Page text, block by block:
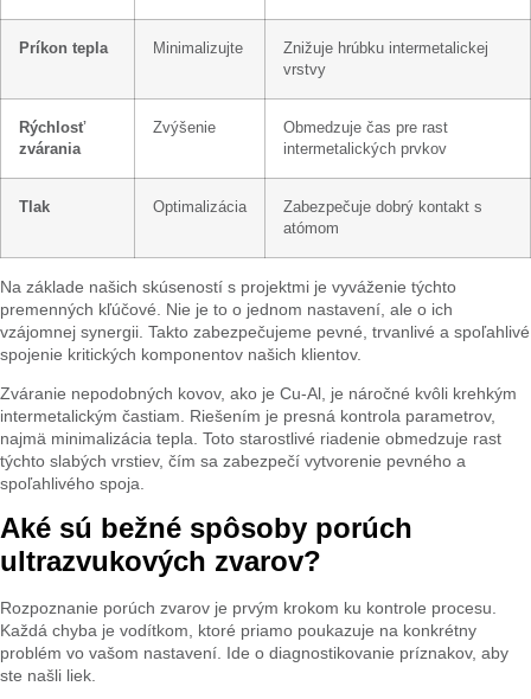
Príkon tepla Minimalizujte
Znižuje hrúbku intermetalickej
vrstvy
Rýchlosť
zvárania
Zvýšenie
Obmedzuje čas pre rast
intermetalických prvkov
Tlak Optimalizácia
Zabezpečuje dobrý kontakt s
atómom
Na základe našich skúseností s projektmi je vyváženie týchto
premenných kľúčové. Nie je to o jednom nastavení, ale o ich
vzájomnej synergii. Takto zabezpečujeme pevné, trvanlivé a spoľahlivé
spojenie kritických komponentov našich klientov.
Zváranie nepodobných kovov, ako je Cu-Al, je náročné kvôli krehkým
intermetalickým častiam. Riešením je presná kontrola parametrov,
najmä minimalizácia tepla. Toto starostlivé riadenie obmedzuje rast
týchto slabých vrstiev, čím sa zabezpečí vytvorenie pevného a
spoľahlivého spoja.
Aké sú bežné spôsoby porúch
ultrazvukových zvarov?
Rozpoznanie porúch zvarov je prvým krokom ku kontrole procesu.
Každá chyba je vodítkom, ktoré priamo poukazuje na konkrétny
problém vo vašom nastavení. Ide o diagnostikovanie príznakov, aby
ste našli liek.